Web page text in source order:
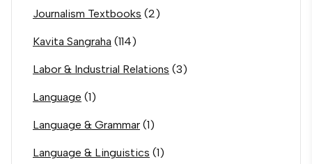
Journalism Textbooks (2)
Kavita Sangraha (114)
Labor & Industrial Relations (3)
Language (1)
Language & Grammar (1)
Language & Linguistics (1)